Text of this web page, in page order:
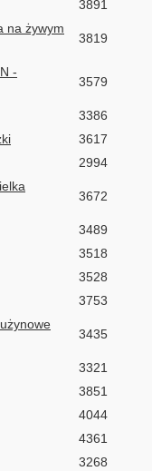
3891
na żywym
3819
-
3579
3386
3617
2994
3672
3489
3518
3528
3753
3435
3321
3851
4044
4361
3268